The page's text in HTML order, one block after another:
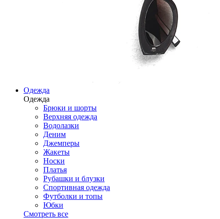
Одежда
Одежда
Брюки и шорты
Верхняя одежда
Водолазки
Деним
Джемперы
Жакеты
Носки
Платья
Рубашки и блузки
Спортивная одежда
Футболки и топы
Юбки
Смотреть все